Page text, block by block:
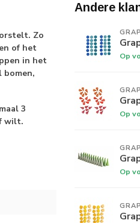
Zo
of het
in het
bomen,
3
wilt.
Andere
Op
Op
Op